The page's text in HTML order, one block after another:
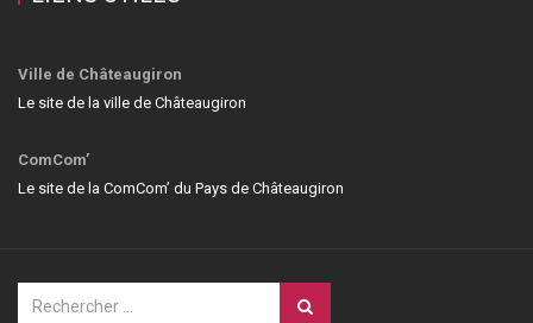
Ville de Châteaugiron
Le site de la ville de Châteaugiron
ComCom’
Le site de la ComCom’ du Pays de Châteaugiron